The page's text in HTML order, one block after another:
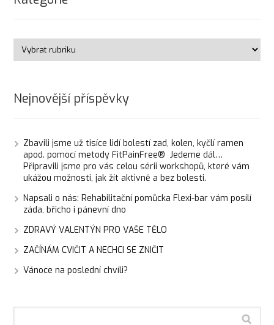
Nejnovější příspěvky
Zbavili jsme už tisíce lidí bolestí zad, kolen, kyčlí ramen
apod. pomocí metody FitPainFree® Jedeme dál…
Připravili jsme pro vás celou sérii workshopů, které vám
ukážou možnosti, jak žít aktivně a bez bolesti.
Napsali o nás: Rehabilitační pomůcka Flexi-bar vám posílí
záda, břicho i pánevní dno
ZDRAVÝ VALENTÝN PRO VAŠE TĚLO
ZAČÍNÁM CVIČIT A NECHCI SE ZNIČIT
Vánoce na poslední chvíli?